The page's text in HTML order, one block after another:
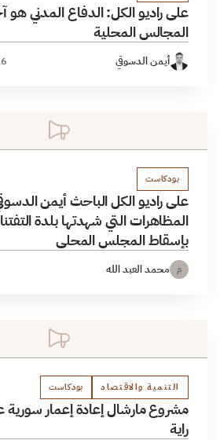
على راديو الكل: الدفاع المدني هو
المجالس المحلية
أيمن الدسوقي 16
بودكاست
على راديو الكل الباحث أيمن
المظاهرات التي شهدتها بلدة
بإسقاط المجلس المحلي
م محمد العبد الله
التنمية والاقتصاد بودكاست
مشروع مارشال إعادة إعمار
راية